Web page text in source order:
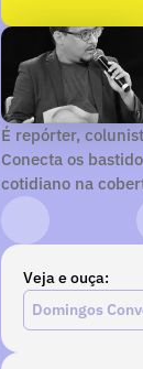
É repórter,
Conecta os
cotidiano na
Veja e ouça:
Domingos